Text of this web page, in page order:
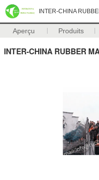
INTER-CHINA
Aperçu Produits
INTER-CHINA RUBBER